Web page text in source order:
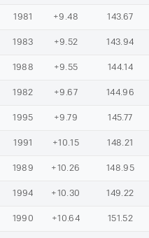
1981 +9.48 143.67
1983 +9.52 143.94
1988 +9.55 144.14
1982 +9.67 144.96
1995 +9.79 145.77
1991 +10.15 148.21
1989 +10.26 148.95
1994 +10.30 149.22
1990 +10.64 151.52